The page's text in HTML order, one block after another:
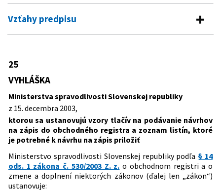
Číslo predpisu:
25/2004 Z. z.
Typ: Vyhláška
Dátum schválenia:
Dátum vyhlásenia: 21.01.2004
Dátum účinnosti od: 01.03.2024
Dátum účinnosti do:
16.08.2026
Autor: Ministerstvo spravodlivosti Slovenskej republiky
Právna oblasť:
Vzťahy predpisu
563/2004 Z. z.
Slovenskej republiky, ktorou sa mení a
spravodlivosti Slovenskej republiky č.
25/2004 Z. z., ktorou sa ustanovujú
vzory tlačív na podávanie návrhov na
zápis do obchodného registra a
zoznam listín, ktoré je potrebné k
návrhu na zápis priložiť.
150/2007 Z. z.
Vyhláška Ministerstva spravodlivosti
Predpis je zrušený
29/2026 Z. z.
a doplnení niektorých zákonov (zákon o
obchodnom registri)
25
VYHLÁŠKA
Ministerstva spravodlivosti Slovenskej republiky
z 15. decembra 2003,
ktorou sa ustanovujú vzory tlačív na podávanie návrhov
na zápis do obchodného registra a zoznam listín, ktoré
je potrebné k návrhu na zápis priložiť
Ministerstvo spravodlivosti Slovenskej republiky podľa § 14
ods. 1 zákona č. 530/2003 Z. z. o obchodnom registri a o
zmene a doplnení niektorých zákonov (ďalej len „zákon“)
ustanovuje: